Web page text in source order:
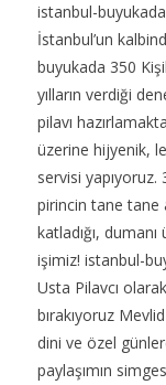
istanbul-
İstanbul’un
buyukada 350
yılların verdiği
pilavı
üzerine hijyenik,
servisi
pirincin tane tane
katladığı,
işimiz! istanbul-
Usta Pilavcı
bırakıyoruz
dini ve özel
paylaşımın